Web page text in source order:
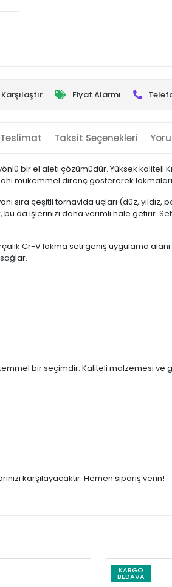
Karşılaştır Fiyat Alarmı
Taksit Seçenekleri
bir el aleti çözümüdür. Yüksek
mükemmel direnç göstererek
çeşitli tornavida uçları (düz, yıldız,
bu da işlerinizi daha verimli hale getirir.
Cr-V lokma seti geniş uygulama alanı
bir seçimdir. Kaliteli malzemesi
karşılayacaktır. Hemen sipariş verin!
KARGO
BEDAVA